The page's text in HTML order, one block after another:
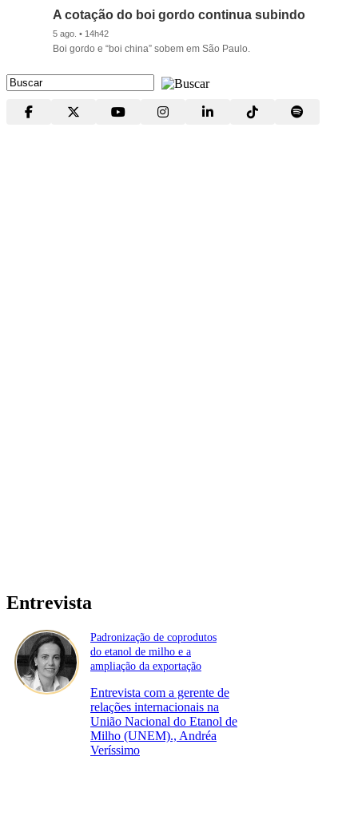
A cotação do boi gordo continua subindo
5 ago. • 14h42
Boi gordo e “boi china” sobem em São Paulo.
Entrevista
Padronização de coprodutos
do etanol de milho e a
ampliação da exportação
Entrevista com a gerente de
relações internacionais na
União Nacional do Etanol de
Milho (UNEM)., Andréa
Veríssimo